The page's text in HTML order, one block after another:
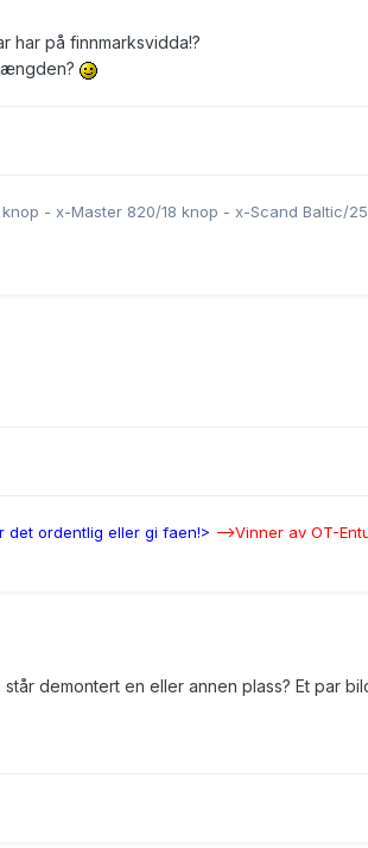
har på finnmarksvidda!?
- x-Master 820/18 knop - x-Scand Baltic/
det ordentlig eller gi faen!> -->Vinner av OT-
demontert en eller annen plass? Et par